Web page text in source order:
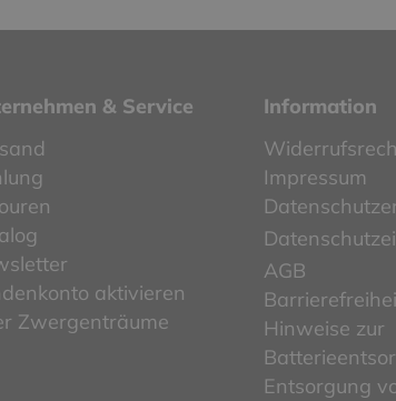
& Service
aktivieren
Zwergenträume
Information
Impressum
AGB
Hinweise zur
Entsorgung